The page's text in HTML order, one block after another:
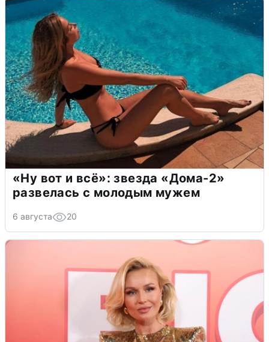
«Ну вот и всё»: звезда «Дома-2»
развелась с молодым мужем
6 августа 20